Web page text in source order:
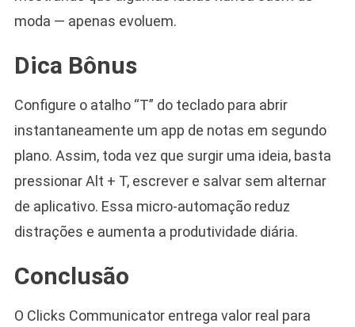
moda — apenas evoluem.
Dica Bônus
Configure o atalho “T” do teclado para abrir
instantaneamente um app de notas em segundo
plano. Assim, toda vez que surgir uma ideia, basta
pressionar Alt + T, escrever e salvar sem alternar
de aplicativo. Essa micro-automação reduz
distrações e aumenta a produtividade diária.
Conclusão
O Clicks Communicator entrega valor real para